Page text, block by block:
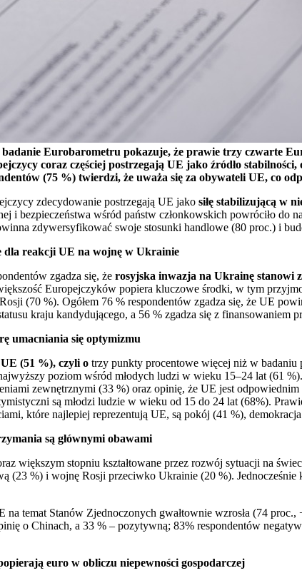
badanie Eurobarometru pokazuje, że prawie trzy czwarte
coraz częściej postrzegają UE jako źródło
(75 %) twierdzi, że uważa się za obywateli UE, co
zdecydowanie postrzegają UE jako siłę stabilizującą w
i bezpieczeństwa wśród państw członkowskich powróciło do
zdywersyfikować swoje stosunki handlowe (80 proc.) i
dla reakcji UE na wojnę w Ukrainie
zgadza się, że rosyjska inwazja na Ukrainę stanowi
Europejczyków popiera kluczowe środki, w tym
(70 %). Ogółem 76 % respondentów zgadza się, że UE
kraju kandydującego, a 56 % zgadza się z finansowaniem
umacniania się optymizmu
(51 %), czyli o trzy punkty procentowe więcej niż w badaniu
poziom wśród młodych ludzi w wieku 15–24 lat (61
zewnętrznymi (33 %) oraz opinię, że UE jest
są młodzi ludzie w wieku od 15 do 24 lat (68%).
które najlepiej reprezentują UE, są pokój (41 %),
są głównymi obawami
większym stopniu kształtowane przez rozwój sytuacji na
(23 %) i wojnę Rosji przeciwko Ukrainie (20 %).
temat Stanów Zjednoczonych gwałtownie wzrosła (74
o Chinach, a 33 % – pozytywną; 83% respondentów
euro w obliczu niepewności gospodarczej